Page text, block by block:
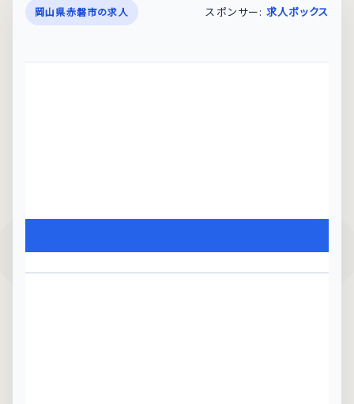
岡山県赤磐市の求人 スポンサー: 求人ボックス